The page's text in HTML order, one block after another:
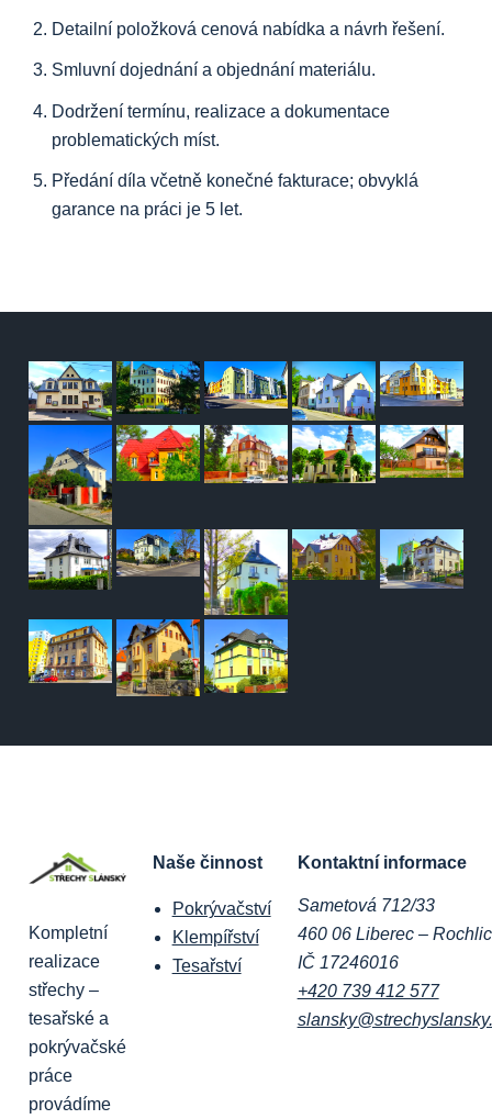
Detailní položková cenová nabídka a návrh řešení.
Smluvní dojednání a objednání materiálu.
Dodržení termínu, realizace a dokumentace
problematických míst.
Předání díla včetně konečné fakturace; obvyklá
garance na práci je 5 let.
Kompletní
realizace
střechy –
tesařské a
pokrývačské
práce
provádíme
Naše činnost
Pokrývačství
Klempířství
Tesařství
Kontaktní informace
Sametová 712/33
460 06 Liberec –
IČ 17246016
+420 739 412 577